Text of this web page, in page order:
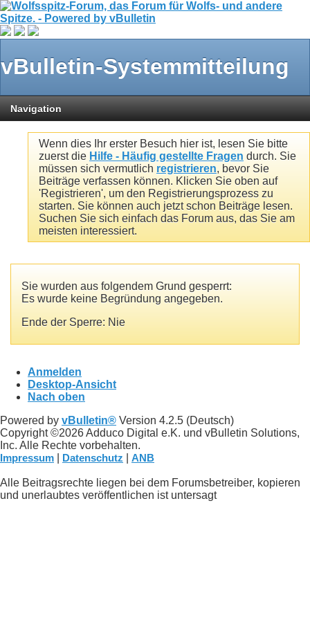
vBulletin-Systemmitteilung
Navigation
Wenn dies Ihr erster Besuch hier ist, lesen Sie bitte
zuerst die Hilfe - Häufig gestellte Fragen durch. Sie
müssen sich vermutlich registrieren, bevor Sie
Beiträge verfassen können. Klicken Sie oben auf
'Registrieren', um den Registrierungsprozess zu
starten. Sie können auch jetzt schon Beiträge lesen.
Suchen Sie sich einfach das Forum aus, das Sie am
meisten interessiert.
Sie wurden aus folgendem Grund gesperrt:
Es wurde keine Begründung angegeben.
Ende der Sperre: Nie
Anmelden
Desktop-Ansicht
Nach oben
Powered by vBulletin® Version 4.2.5 (Deutsch)
Copyright ©2026 Adduco Digital e.K. und vBulletin Solutions,
Inc. Alle Rechte vorbehalten.
Impressum
Datenschutz ANB
Alle Beitragsrechte liegen bei dem Forumsbetreiber, kopieren
und unerlaubtes veröffentlichen ist untersagt